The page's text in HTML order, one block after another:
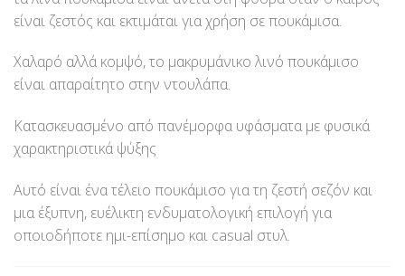
είναι ζεστός και εκτιμάται για χρήση σε πουκάμισα.
Χαλαρό αλλά κομψό, το μακρυμάνικο λινό πουκάμισο
είναι απαραίτητο στην ντουλάπα.
Κατασκευασμένο από πανέμορφα υφάσματα με φυσικά
χαρακτηριστικά ψύξης
Αυτό είναι ένα τέλειο πουκάμισο για τη ζεστή σεζόν και
μια έξυπνη, ευέλικτη ενδυματολογική επιλογή για
οποιοδήποτε ημι-επίσημο και casual στυλ.